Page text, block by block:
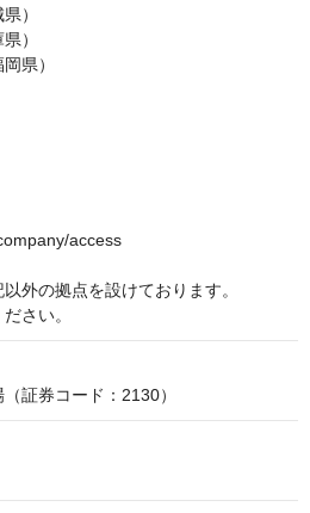
）
）
県）
access
外の拠点を設けております。
さい。
証券コード：2130）